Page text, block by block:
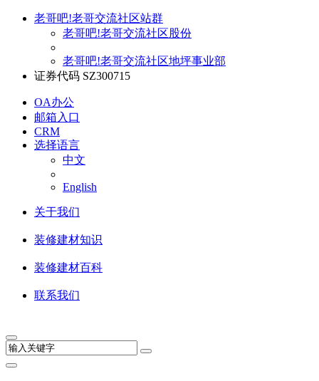
老哥吧!老哥交流社区站群
老哥吧!老哥交流社区股份
老哥吧!老哥交流社区地坪事业部
证券代码 SZ300715
OA办公
邮箱入口
CRM
选择语言
中文
English
关于我们
装修建材知识
装修建材百科
联系我们